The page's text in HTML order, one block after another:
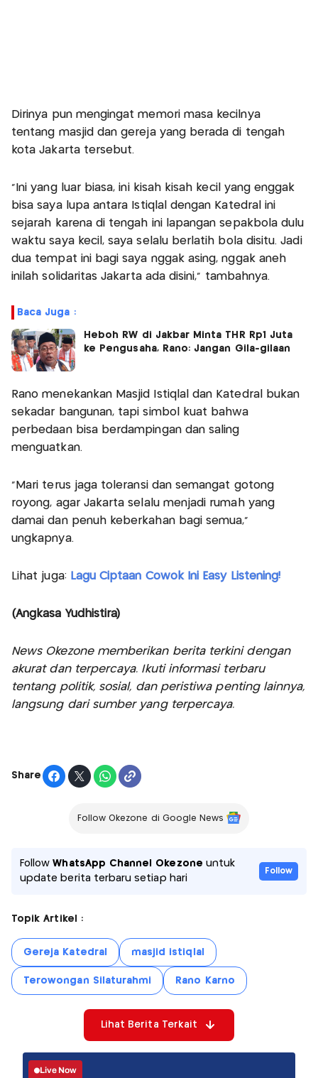
Dirinya pun mengingat memori masa kecilnya
tentang masjid dan gereja yang berada di tengah
kota Jakarta tersebut.
"Ini yang luar biasa, ini kisah kisah kecil yang enggak
bisa saya lupa antara Istiqlal dengan Katedral ini
sejarah karena di tengah ini lapangan sepakbola dulu
waktu saya kecil, saya selalu berlatih bola disitu. Jadi
dua tempat ini bagi saya nggak asing, nggak aneh
inilah solidaritas Jakarta ada disini," tambahnya.
Baca Juga :
Heboh RW di Jakbar Minta THR Rp1 Juta
ke Pengusaha, Rano: Jangan Gila-gilaan
Rano menekankan Masjid Istiqlal dan Katedral bukan
sekadar bangunan, tapi simbol kuat bahwa
perbedaan bisa berdampingan dan saling
menguatkan.
"Mari terus jaga toleransi dan semangat gotong
royong, agar Jakarta selalu menjadi rumah yang
damai dan penuh keberkahan bagi semua,"
ungkapnya.
Lihat juga: Lagu Ciptaan Cowok Ini Easy Listening!
(Angkasa Yudhistira)
News Okezone memberikan berita terkini dengan
akurat dan terpercaya. Ikuti informasi terbaru
tentang politik, sosial, dan peristiwa penting lainnya,
langsung dari sumber yang terpercaya.
Share
Follow Okezone di Google News
FollowWhatsApp Channel Okezone untuk
update berita terbaru setiap hari
Follow
Topik Artikel :
Gereja Katedral masjid istiqlal
Terowongan Silaturahmi Rano Karno
Lihat Berita Terkait
Live Now